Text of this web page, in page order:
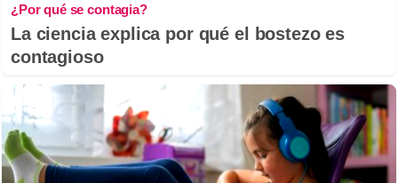
¿Por qué se contagia?
La ciencia explica por qué el bostezo es
contagioso